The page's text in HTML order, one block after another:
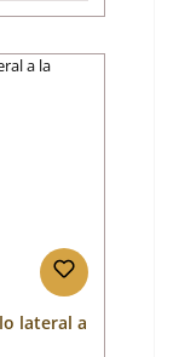
lateral a